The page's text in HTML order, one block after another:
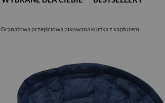
Granatowa przejściowa pikowana kurtka z kapturem